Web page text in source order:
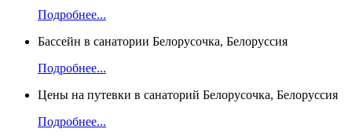
Подробнее...
Бассейн в санатории Белорусочка, Белоруссия
Подробнее...
Цены на путевки в санаторий Белорусочка, Белоруссия
Подробнее...